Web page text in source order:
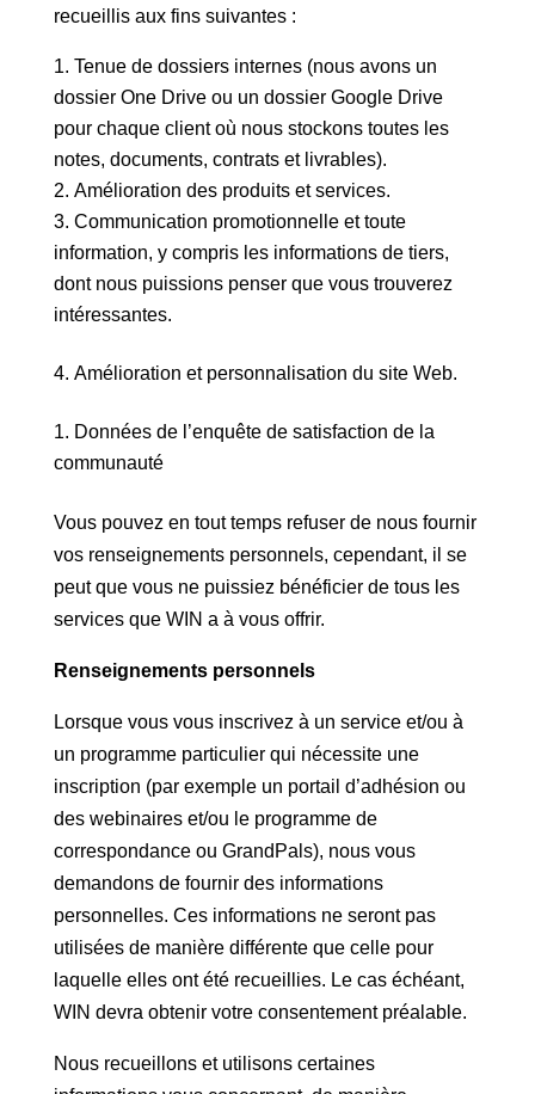
recueillis aux fins suivantes :
Tenue de dossiers internes (nous avons un
dossier One Drive ou un dossier Google Drive
pour chaque client où nous stockons toutes les
notes, documents, contrats et livrables).
Amélioration des produits et services.
Communication promotionnelle et toute
information, y compris les informations de tiers,
dont nous puissions penser que vous trouverez
intéressantes.
Amélioration et personnalisation du site Web.
Données de l’enquête de satisfaction de la
communauté
Vous pouvez en tout temps refuser de nous fournir
vos renseignements personnels, cependant, il se
peut que vous ne puissiez bénéficier de tous les
services que WIN a à vous offrir.
Renseignements personnels
Lorsque vous vous inscrivez à un service et/ou à
un programme particulier qui nécessite une
inscription (par exemple un portail d’adhésion ou
des webinaires et/ou le programme de
correspondance ou GrandPals), nous vous
demandons de fournir des informations
personnelles. Ces informations ne seront pas
utilisées de manière différente que celle pour
laquelle elles ont été recueillies. Le cas échéant,
WIN devra obtenir votre consentement préalable.
Nous recueillons et utilisons certaines